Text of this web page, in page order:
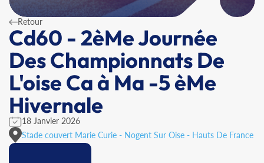
Retour
Cd60 - 2èMe Journée
Des Championnats De
L'oise Ca à Ma -5 èMe
Hivernale
18 Janvier 2026
Stade couvert Marie Curie - Nogent Sur Oise - Hauts De France